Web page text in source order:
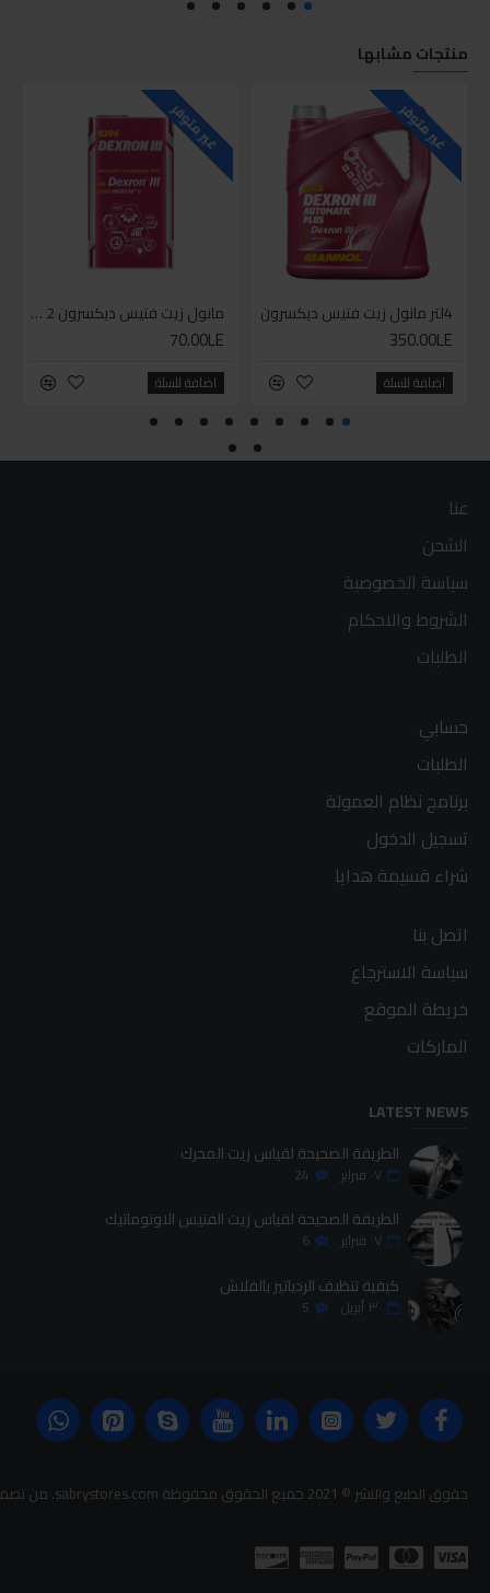
منتجات مشابها
غير متوفر
4لتر مانول زيت فتيس ديكسرون
350.00LE
اضافة للسلة
غير متوفر
مانول زيت فتيس ديكسرون 2 لتر واحد
70.00LE
اضافة للسلة
عنا
الشحن
سياسة الخصوصية
الشروط والاحكام
الطلبات
حسابي
الطلبات
برنامج نظام العمولة
تسجيل الدخول
شراء قسيمة هدايا
اتصل بنا
سياسة الاسترجاع
خريطة الموقع
الماركات
LATEST NEWS
الطريقة الصحيحة لقياس زيت المحرك
٠٧ فبراير 24
الطريقة الصحيحة لقياس زيت الفتيس الاوتوماتيك
٠٧ فبراير 6
كيفية تنظيف الردياتير بالفلاش
٣٠ أبريل 5
حقوق الطبع والنشر © 2021 جميع الحقوق محفوظة sabrystores.com. من تصميم-